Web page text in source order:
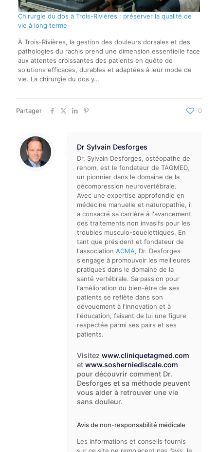
Chirurgie du dos à Trois-Rivières : préserver la qualité de
vie à long terme
À Trois-Rivières, la gestion des douleurs dorsales et des
pathologies du rachis prend une dimension essentielle face
aux attentes croissantes des patients en quête de
solutions efficaces, durables et adaptées à leur mode de
vie. La chirurgie du dos y…
Partager 0
Dr Sylvain Desforges
Dr. Sylvain Desforges, ostéopathe de
renom, est le fondateur de TAGMED,
un pionnier dans le domaine de la
décompression neurovertébrale.
Avec une expertise approfondie en
médecine manuelle et naturopathie, il
a consacré sa carrière à l'avancement
des traitements non invasifs pour les
troubles musculo-squelettiques. En
tant que président et fondateur de
l'association ACMA, Dr. Desforges
s'engage à promouvoir les meilleures
pratiques dans le domaine de la
santé vertébrale. Sa passion pour
l'amélioration du bien-être de ses
patients se reflète dans son
dévouement à l'innovation et à
l'éducation, faisant de lui une figure
respectée parmi ses pairs et ses
patients.
Visitez www.cliniquetagmed.com
et www.sosherniediscale.com
pour découvrir comment Dr.
Desforges et sa méthode peuvent
vous aider à retrouver une vie
sans douleur.
Avis de non-responsabilité médicale
Les informations et conseils fournis
sur ce site ne remplacent pas l’avis, le